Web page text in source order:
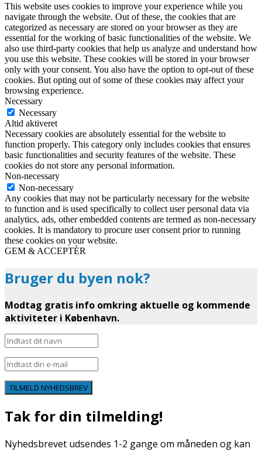
This website uses cookies to improve your experience while you
navigate through the website. Out of these, the cookies that are
categorized as necessary are stored on your browser as they are
essential for the working of basic functionalities of the website. We
also use third-party cookies that help us analyze and understand how
you use this website. These cookies will be stored in your browser
only with your consent. You also have the option to opt-out of these
cookies. But opting out of some of these cookies may affect your
browsing experience.
Necessary
Necessary
Altid aktiveret
Necessary cookies are absolutely essential for the website to
function properly. This category only includes cookies that ensures
basic functionalities and security features of the website. These
cookies do not store any personal information.
Non-necessary
Non-necessary
Any cookies that may not be particularly necessary for the website
to function and is used specifically to collect user personal data via
analytics, ads, other embedded contents are termed as non-necessary
cookies. It is mandatory to procure user consent prior to running
these cookies on your website.
GEM & ACCEPTÈR
Bruger du byen nok?
Modtag gratis info omkring aktuelle og kommende
aktiviteter i København.
TILMELD NYHEDSBREV
Tak for din tilmelding!
Nyhedsbrevet udsendes 1-2 gange om måneden og kan